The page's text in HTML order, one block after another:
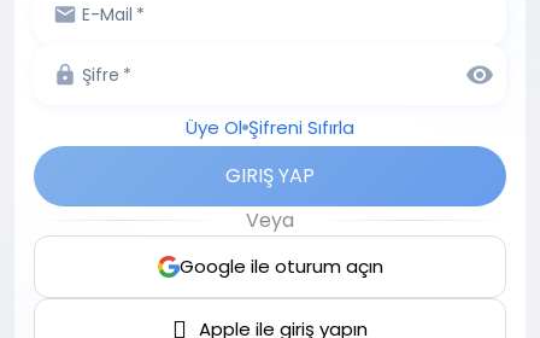
E-Mail *
Şifre *
Üye Ol Şifreni Sıfırla
GIRIŞ YAP
Veya
Google ile oturum açın
 Apple ile giriş yapın